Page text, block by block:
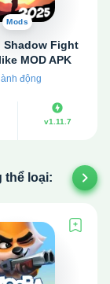
Mods
Shadow Fight
MOD APK
hạn tiền, đá
động
v1.11.7
thể loại: